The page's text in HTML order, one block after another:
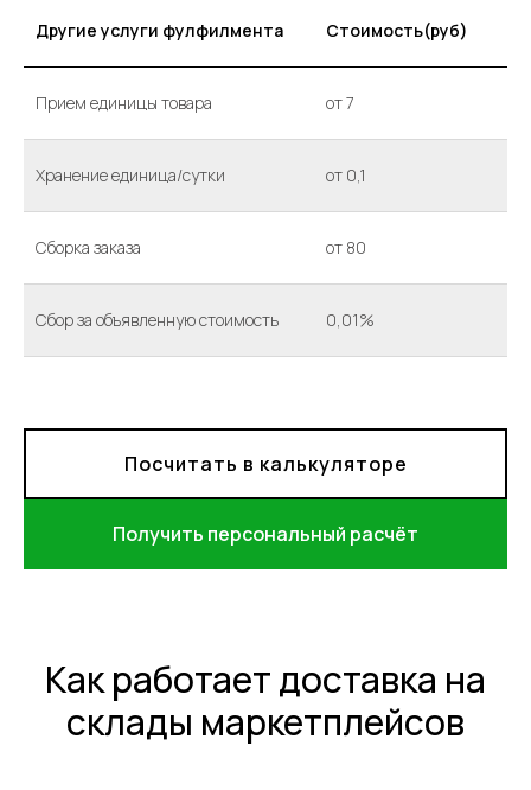
Другие услуги фулфилмента Стоимость(руб)
Прием единицы товара от 7
Хранение единица/сутки от 0,1
Сборка заказа от 80
Сбор за объявленную стоимость 0,01%
Посчитать в калькуляторе
Получить персональный расчёт
Как работает доставка на
склады маркетплейсов